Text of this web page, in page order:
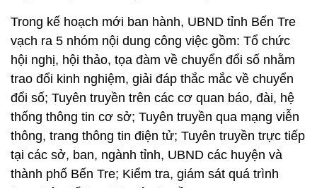
Trong kế hoạch mới ban hành, UBND tỉnh Bến Tre
vạch ra 5 nhóm nội dung công việc gồm: Tổ chức
hội nghị, hội thảo, tọa đàm về chuyển đổi số nhằm
trao đổi kinh nghiệm, giải đáp thắc mắc về chuyển
đổi số; Tuyên truyền trên các cơ quan báo, đài, hệ
thống thông tin cơ sở; Tuyên truyền qua mạng viễn
thông, trang thông tin điện tử; Tuyên truyền trực tiếp
tại các sở, ban, ngành tỉnh, UBND các huyện và
thành phố Bến Tre; Kiểm tra, giám sát quá trình